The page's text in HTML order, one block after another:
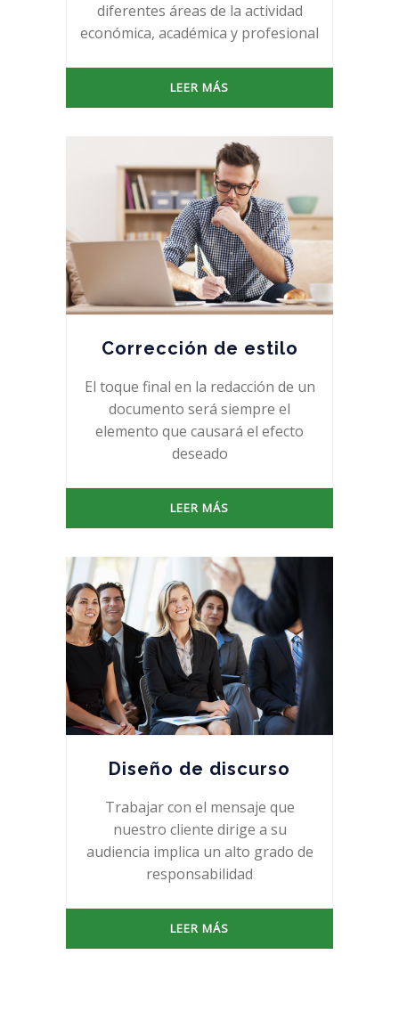
diferentes áreas de la actividad
económica, académica y profesional
LEER MÁS
Corrección de estilo
El toque final en la redacción de un
documento será siempre el
elemento que causará el efecto
deseado
LEER MÁS
Diseño de discurso
Trabajar con el mensaje que
nuestro cliente dirige a su
audiencia implica un alto grado de
responsabilidad
LEER MÁS